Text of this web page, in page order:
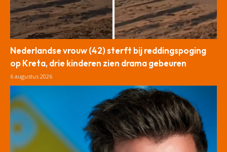
Nederlandse vrouw (42) sterft bij reddingspoging
op Kreta, drie kinderen zien drama gebeuren
6 augustus 2026